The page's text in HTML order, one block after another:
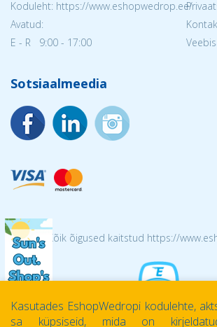
Koduleht: https://www.eshopwedrop.ee/
Avatud:
E - R 9:00 - 17:00
Sotsiaalmeedia
© 2026 Kõik õigused kaitstud https://
Kasutades EshopWedropi kodulehte,
sa küpsiseid, mida on